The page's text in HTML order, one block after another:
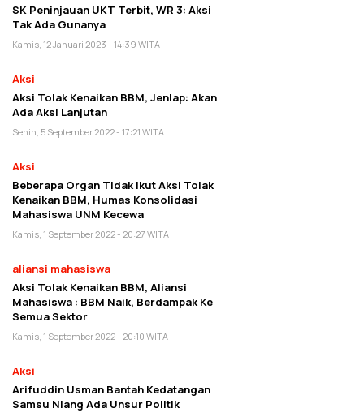
SK Peninjauan UKT Terbit, WR 3: Aksi
Tak Ada Gunanya
Kamis, 12 Januari 2023 - 14:39 WITA
Aksi
Aksi Tolak Kenaikan BBM, Jenlap: Akan
Ada Aksi Lanjutan
Senin, 5 September 2022 - 17:21 WITA
Aksi
Beberapa Organ Tidak Ikut Aksi Tolak
Kenaikan BBM, Humas Konsolidasi
Mahasiswa UNM Kecewa
Kamis, 1 September 2022 - 20:27 WITA
aliansi mahasiswa
Aksi Tolak Kenaikan BBM, Aliansi
Mahasiswa : BBM Naik, Berdampak Ke
Semua Sektor
Kamis, 1 September 2022 - 20:10 WITA
Aksi
Arifuddin Usman Bantah Kedatangan
Samsu Niang Ada Unsur Politik